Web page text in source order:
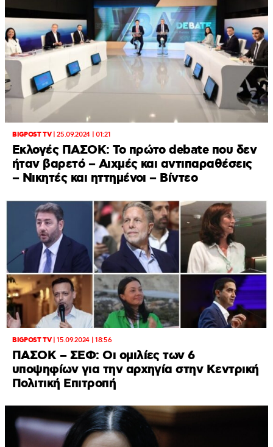
BIGPOST TV|25.09.2024 | 01:21
Εκλογές ΠΑΣΟΚ: Το πρώτο debate που δεν
ήταν βαρετό – Αιχμές και αντιπαραθέσεις
– Νικητές και ηττημένοι – Βίντεο
BIGPOST TV|15.09.2024 | 18:56
ΠΑΣΟΚ – ΣΕΦ: Οι ομιλίες των 6
υποψηφίων για την αρχηγία στην Κεντρική
Πολιτική Επιτροπή